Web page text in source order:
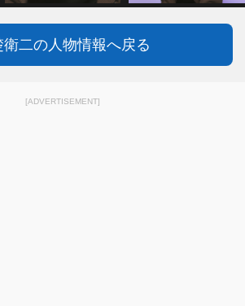
衛二の人物情報へ戻る
[ADVERTISEMENT]